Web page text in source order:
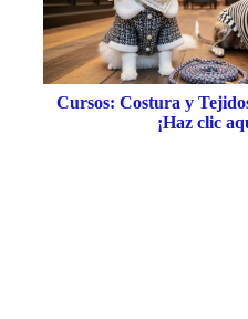
Cursos: Costura y
¡Haz clic